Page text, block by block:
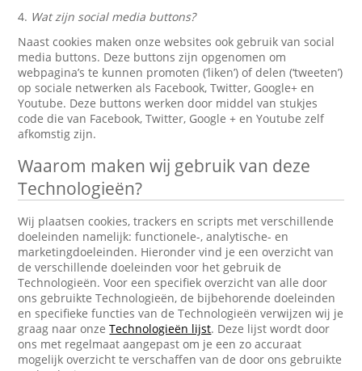
4. Wat zijn social media buttons?
Naast cookies maken onze websites ook gebruik van social
media buttons. Deze buttons zijn opgenomen om
webpagina’s te kunnen promoten (‘liken’) of delen (‘tweeten’)
op sociale netwerken als Facebook, Twitter, Google+ en
Youtube. Deze buttons werken door middel van stukjes
code die van Facebook, Twitter, Google + en Youtube zelf
afkomstig zijn.
Waarom maken wij gebruik van deze
Technologieën?
Wij plaatsen cookies, trackers en scripts met verschillende
doeleinden namelijk: functionele-, analytische- en
marketingdoeleinden. Hieronder vind je een overzicht van
de verschillende doeleinden voor het gebruik de
Technologieën. Voor een specifiek overzicht van alle door
ons gebruikte Technologieën, de bijbehorende doeleinden
en specifieke functies van de Technologieën verwijzen wij je
graag naar onzeTechnologieën lijst. Deze lijst wordt door
ons met regelmaat aangepast om je een zo accuraat
mogelijk overzicht te verschaffen van de door ons gebruikte